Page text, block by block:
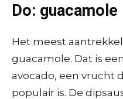
Do: guacamole
Het meest
guacamole. Dat is
avocado, een vrucht
populair is. De